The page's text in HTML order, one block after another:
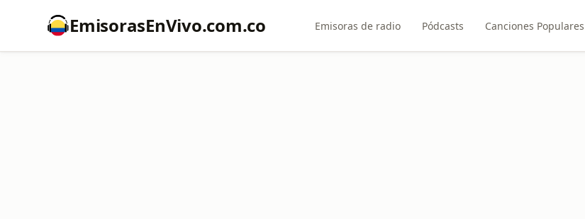
EmisorasEnVivo.com.co Emisoras de radio Pódcasts Canciones Populares